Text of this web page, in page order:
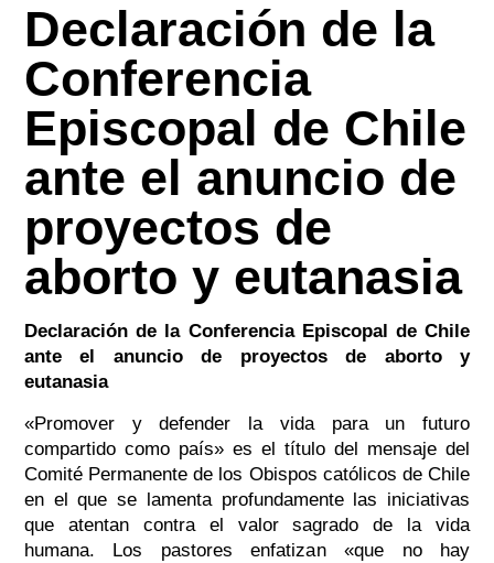
Declaración de la
Conferencia
Episcopal de Chile
ante el anuncio de
proyectos de
aborto y eutanasia
Declaración de la Conferencia Episcopal de Chile
ante el anuncio de proyectos de aborto y
eutanasia
«Promover y defender la vida para un futuro
compartido como país» es el título del mensaje del
Comité Permanente de los Obispos católicos de Chile
en el que se lamenta profundamente las iniciativas
que atentan contra el valor sagrado de la vida
humana. Los pastores enfatizan «que no hay